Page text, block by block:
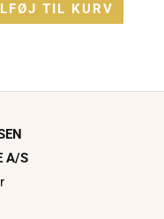
TIL KURV
A/S